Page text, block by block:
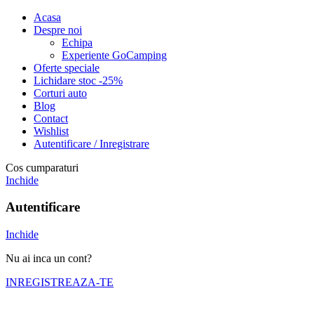
Acasa
Despre noi
Echipa
Experiente GoCamping
Oferte speciale
Lichidare stoc -25%
Corturi auto
Blog
Contact
Wishlist
Autentificare / Inregistrare
Cos cumparaturi
Inchide
Autentificare
Inchide
Nu ai inca un cont?
INREGISTREAZA-TE